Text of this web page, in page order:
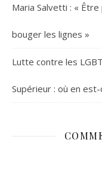
Maria Salvetti : «
bouger les lignes »
Lutte contre les
Supérieur : où en